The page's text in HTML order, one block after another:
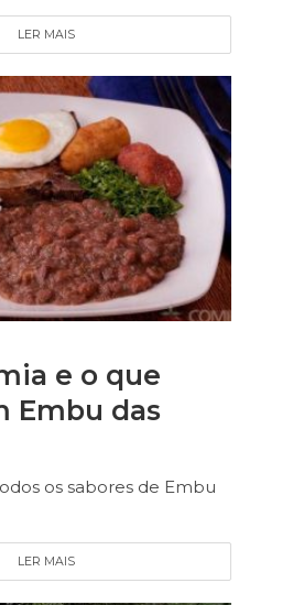
LER MAIS
e o que
Embu das
os sabores de Embu
LER MAIS